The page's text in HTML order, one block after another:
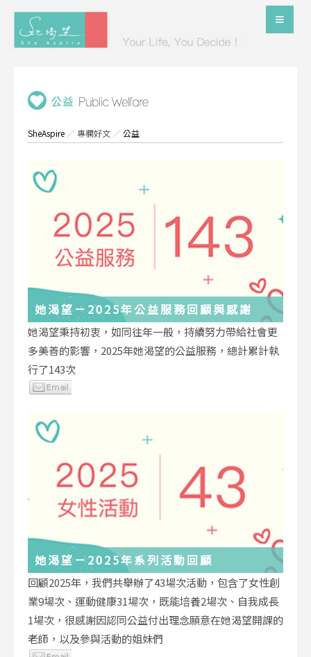
SheAspire ／專欄好文 ／公益
她渴望－2025年公益服務回顧與感謝
她渴望秉持初衷，如同往年一般，持續努力帶給社會更
多美善的影響，2025年她渴望的公益服務，總計累計執
行了143次
她渴望－2025年系列活動回顧
回顧2025年，我們共舉辦了43場次活動，包含了女性創
業9場次、運動健康31場次，既能培養2場次、自我成長
1場次，很感謝因認同公益付出理念願意在她渴望開課的
老師，以及參與活動的姐妹們